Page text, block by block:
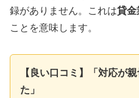
録がありません。これは貸金
ことを意味します。
【良い口コミ】「対応が
た」